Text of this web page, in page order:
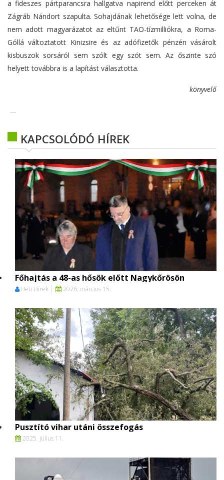
a fideszes pártparancsra hallgatva napirend előtt perceken át
Zágráb Nándort szapulta. Sohajdának lehetősége lett volna, de
nem adott magyarázatot az eltűnt TAO-tízmilliókra, a Roma-
Góllá változtatott Kinizsire és az adófizetők pénzén vásárolt
kisbuszok sorsáról sem szólt egy szót sem. Az őszinte szó
helyett továbbra is a lapítást választotta.
könyvelő
KAPCSOLÓDÓ HÍREK
Főhajtás a 48-as hősök előtt Nagykőrösön
Heti Hírek 2026. március 15.
Pusztító vihar utáni összefogás
2025. július 11.